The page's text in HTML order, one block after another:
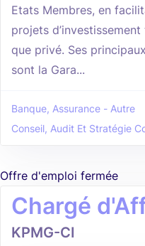
Etats Membres, en
projets
que privé. Ses
sont la Gara...
Banque, Assurance - Autre
Conseil, Audit Et Stratégie
Offre d'emploi fermée
Chargé
KPMG-CI